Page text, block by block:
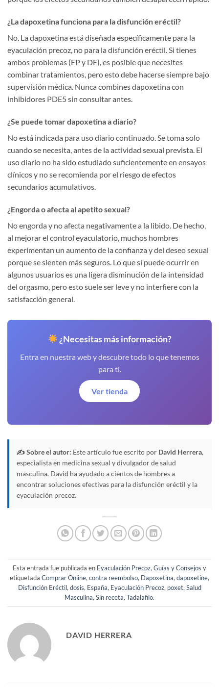
¿La dapoxetina funciona para la disfunción eréctil?
No. La dapoxetina está diseñada específicamente para la
eyaculación precoz, no para la disfunción eréctil. Si tienes
ambos problemas (EP y DE), es posible que necesites
combinar tratamientos, pero esto debe hacerse siempre bajo
supervisión médica. Nunca combines dapoxetina con
inhibidores PDE5 sin consultar antes.
¿Se puede tomar dapoxetina a diario?
No está indicada para uso diario continuado. Se toma solo
cuando se necesita, antes de la actividad sexual prevista. El
uso diario no ha sido estudiado suficientemente en ensayos
clínicos y no se recomienda por el riesgo de efectos
secundarios acumulativos.
¿Engorda o afecta al apetito sexual?
No engorda y no afecta negativamente a la libido. De hecho,
al mejorar el control eyaculatorio, muchos hombres
experimentan un aumento de la confianza y del deseo sexual
porque se sienten más seguros. Lo que sí puede ocurrir en
algunos usuarios es una ligera disminución de la intensidad
del orgasmo, pero esto suele ser leve y no interfiere con la
satisfacción general.
¿Necesitas más información?
Entra en nuestra web y descubre todo lo que tenemos
para ti.
Ver tienda
✍️ Sobre el autor: Este artículo fue escrito por David Herrera,
especialista en medicina sexual y divulgador de salud
masculina. David ha ayudado a cientos de hombres a
encontrar soluciones efectivas para la disfunción eréctil y la
eyaculación precoz.
Esta entrada fue publicada en Eyaculación Precoz, Guías y Consejos y
etiquetada Comprar Online, contra reembolso, Dapoxetina, dapoxetine,
Disfunción Eréctil, dosis, España, Eyaculación Precoz, poxet, Salud
Masculina, Sin receta, Tadalafilo.
DAVID HERRERA